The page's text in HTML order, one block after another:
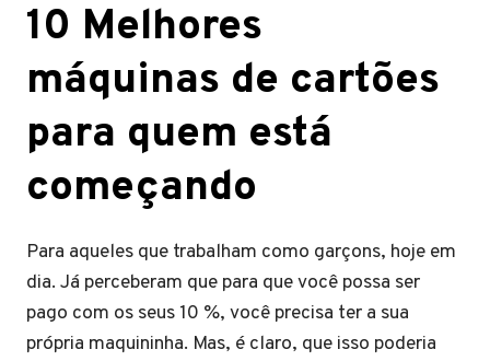
10 Melhores
máquinas de cartões
para quem está
começando
Para aqueles que trabalham como garçons, hoje em
dia. Já perceberam que para que você possa ser
pago com os seus 10 %, você precisa ter a sua
própria maquininha. Mas, é claro, que isso poderia